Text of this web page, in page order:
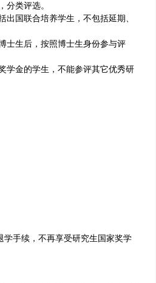
分类评选。
国联合培养学生，不包括延期、
士生后，按照博士生身份参与评
学金的学生，不能参评其它优秀研
学手续，不再享受研究生国家奖学